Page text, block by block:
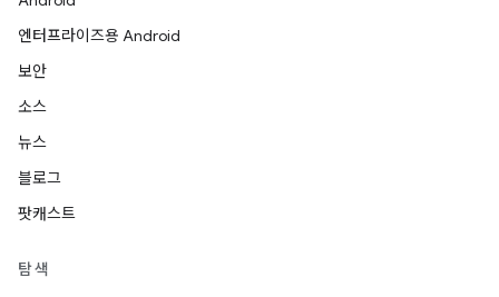
엔터프라이즈용 Android
보안
소스
뉴스
블로그
팟캐스트
탐색